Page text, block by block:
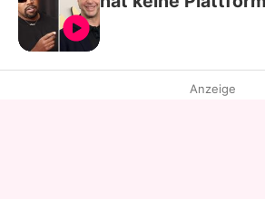
Anzeige